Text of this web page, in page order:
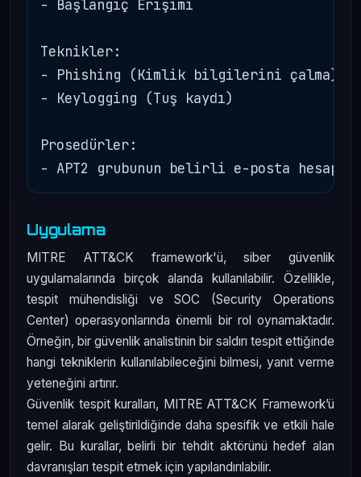
- Başlangıç Erişimi
Teknikler:
- Phishing (Kimlik bilgilerini çalma)
- Keylogging (Tuş kaydı)
Prosedürler:
Uygulama
MITRE ATT&CK framework'ü, siber güvenlik
uygulamalarında birçok alanda kullanılabilir. Özellikle,
tespit mühendisliği ve SOC (Security Operations
Center) operasyonlarında önemli bir rol oynamaktadır.
Örneğin, bir güvenlik analistinin bir saldırı tespit ettiğinde
hangi tekniklerin kullanılabileceğini bilmesi, yanıt verme
yeteneğini artırır.
Güvenlik tespit kuralları, MITRE ATT&CK Framework’ü
temel alarak geliştirildiğinde daha spesifik ve etkili hale
gelir. Bu kurallar, belirli bir tehdit aktörünü hedef alan
davranışları tespit etmek için yapılandırılabilir.